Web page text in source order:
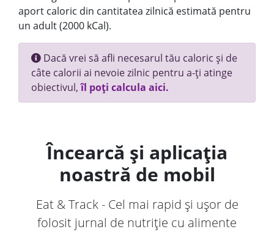
aport caloric din cantitatea zilnică estimată pentru
un adult (2000 kCal).
Dacă vrei să afli necesarul tău caloric și de
câte calorii ai nevoie zilnic pentru a-ți atinge
obiectivul,îl poți calcula aici.
Încearcă și aplicația
noastră de mobil
Eat & Track - Cel mai rapid și ușor de
folosit jurnal de nutriție cu alimente